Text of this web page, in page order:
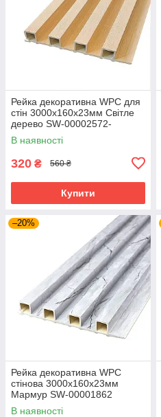
Рейка декоративна WPC для
стін 3000х160х23мм Світле
дерево SW-00002572-
В наявності
320 ₴ 560 ₴
Купити
–20%
Рейка декоративна WPC
стінова 3000х160х23мм
Мармур SW-00001862
В наявності